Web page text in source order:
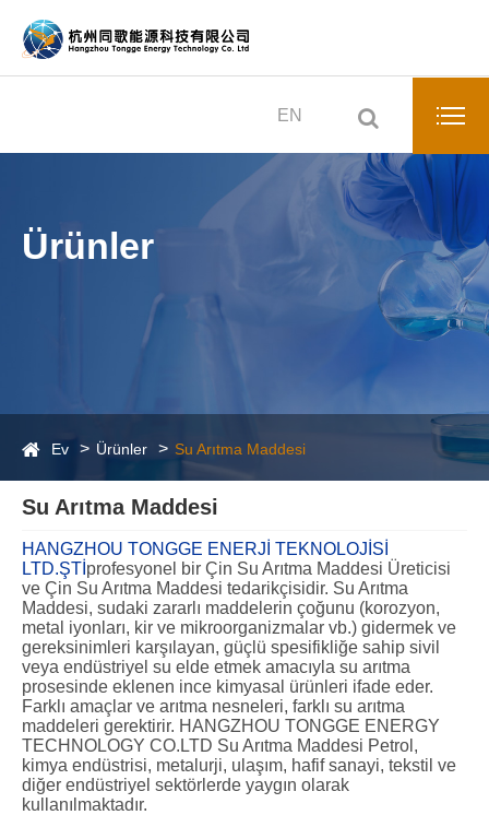
EN
Ürünler
Ev Ürünler Su Arıtma Maddesi
Su Arıtma Maddesi
HANGZHOU TONGGE ENERJİ TEKNOLOJİSİ
LTD.ŞTİ profesyonel bir Çin Su Arıtma Maddesi Üreticisi
ve Çin Su Arıtma Maddesi tedarikçisidir. Su Arıtma
Maddesi, sudaki zararlı maddelerin çoğunu (korozyon,
metal iyonları, kir ve mikroorganizmalar vb.) gidermek ve
gereksinimleri karşılayan, güçlü spesifikliğe sahip sivil
veya endüstriyel su elde etmek amacıyla su arıtma
prosesinde eklenen ince kimyasal ürünleri ifade eder.
Farklı amaçlar ve arıtma nesneleri, farklı su arıtma
maddeleri gerektirir. HANGZHOU TONGGE ENERGY
TECHNOLOGY CO.LTD Su Arıtma Maddesi Petrol,
kimya endüstrisi, metalurji, ulaşım, hafif sanayi, tekstil ve
diğer endüstriyel sektörlerde yaygın olarak
kullanılmaktadır.